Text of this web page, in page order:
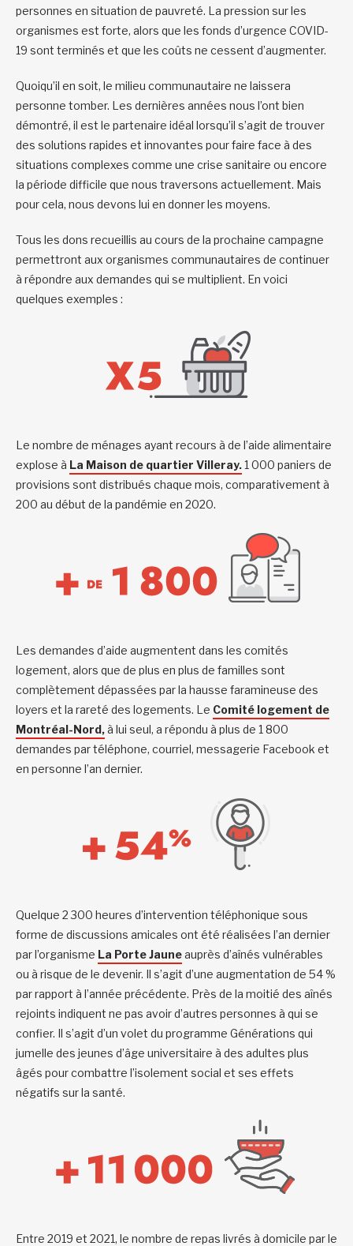
personnes en situation de pauvreté. La pression sur les
organismes est forte, alors que les fonds d’urgence COVID-
19 sont terminés et que les coûts ne cessent d’augmenter.
Quoiqu’il en soit, le milieu communautaire ne laissera
personne tomber. Les dernières années nous l’ont bien
démontré, il est le partenaire idéal lorsqu’il s’agit de trouver
des solutions rapides et innovantes pour faire face à des
situations complexes comme une crise sanitaire ou encore
la période difficile que nous traversons actuellement. Mais
pour cela, nous devons lui en donner les moyens.
Tous les dons recueillis au cours de la prochaine campagne
permettront aux organismes communautaires de continuer
à répondre aux demandes qui se multiplient. En voici
quelques exemples :
Le nombre de ménages ayant recours à de l’aide alimentaire
explose à La Maison de quartier Villeray.1 000 paniers de
provisions sont distribués chaque mois, comparativement à
200 au début de la pandémie en 2020.
Les demandes d’aide augmentent dans les comités
logement, alors que de plus en plus de familles sont
complètement dépassées par la hausse faramineuse des
loyers et la rareté des logements. Le Comité logement de
Montréal-Nord,à lui seul, a répondu à plus de 1 800
demandes par téléphone, courriel, messagerie Facebook et
en personne l’an dernier.
Quelque 2 300 heures d’intervention téléphonique sous
forme de discussions amicales ont été réalisées l’an dernier
par l’organisme La Porte Jauneauprès d’aînés vulnérables
ou à risque de le devenir. Il s’agit d’une augmentation de 54 %
par rapport à l’année précédente. Près de la moitié des aînés
rejoints indiquent ne pas avoir d’autres personnes à qui se
confier. Il s’agit d’un volet du programme Générations qui
jumelle des jeunes d’âge universitaire à des adultes plus
âgés pour combattre l’isolement social et ses effets
négatifs sur la santé.
Entre 2019 et 2021, le nombre de repas livrés à domicile par le